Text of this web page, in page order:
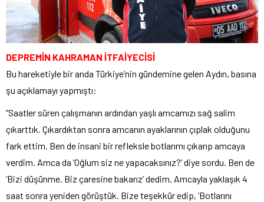
DEPREMİN KAHRAMAN İTFAİYECİSİ
Bu hareketiyle bir anda Türkiye’nin gündemine gelen Aydın, basına
şu açıklamayı yapmıştı:
“Saatler süren çalışmanın ardından yaşlı amcamızı sağ salim
çıkarttık. Çıkardıktan sonra amcanın ayaklarının çıplak olduğunu
fark ettim. Ben de insani bir refleksle botlarımı çıkarıp amcaya
verdim. Amca da ‘Oğlum siz ne yapacaksınız?’ diye sordu. Ben de
‘Bizi düşünme. Biz çaresine bakarız’ dedim. Amcayla yaklaşık 4
saat sonra yeniden görüştük. Bize teşekkür edip, ‘Botlarını